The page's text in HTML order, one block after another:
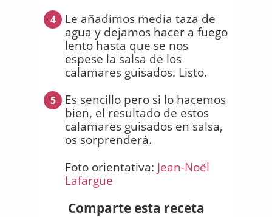
4
Le añadimos media taza de
agua y dejamos hacer a fuego
lento hasta que se nos
espese la salsa de los
calamares guisados. Listo.
5
Es sencillo pero si lo hacemos
bien, el resultado de estos
calamares guisados en salsa,
os sorprenderá.
Foto orientativa: Jean-Noël
Lafargue
Comparte esta receta